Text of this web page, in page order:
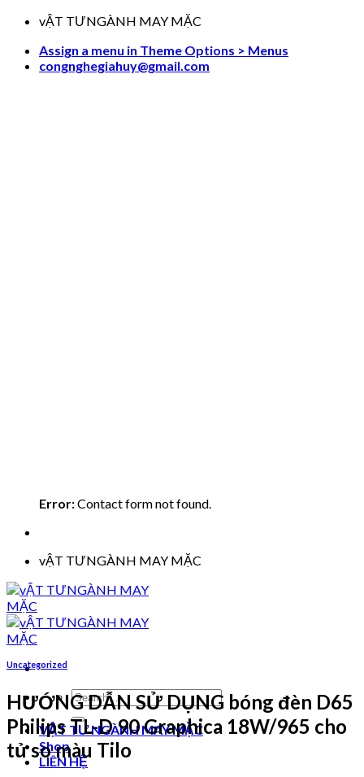
Skip
content
vẬT TƯNGÀNH MAY MẶC
Assign a menu in Theme Options > Menus
congnghegiahuy@gmail.com
Error:Contact form not found.
vẬT TƯNGÀNH MAY MẶC
Search
for:
VẬT TƯ NGÀNH MAY MẶC
Shop
LIÊN HỆ
Uncategorized
HƯỚNG DẪN SỬ DỤNG bóng đèn D65
Philips TL-D 90 Graphica 18W/965 cho
tủ so màu Tilo